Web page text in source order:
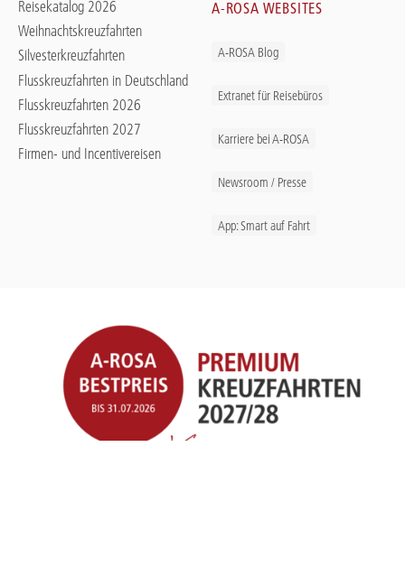
Reisekatalog 2026
Weihnachtskreuzfahrten
Silvesterkreuzfahrten
Flusskreuzfahrten in Deutschland
Flusskreuzfahrten 2026
Flusskreuzfahrten 2027
Firmen- und Incentivereisen
A-ROSA WEBSITES
A-ROSA Blog
Extranet für Reisebüros
Karriere bei A-ROSA
Newsroom / Presse
App: Smart auf Fahrt